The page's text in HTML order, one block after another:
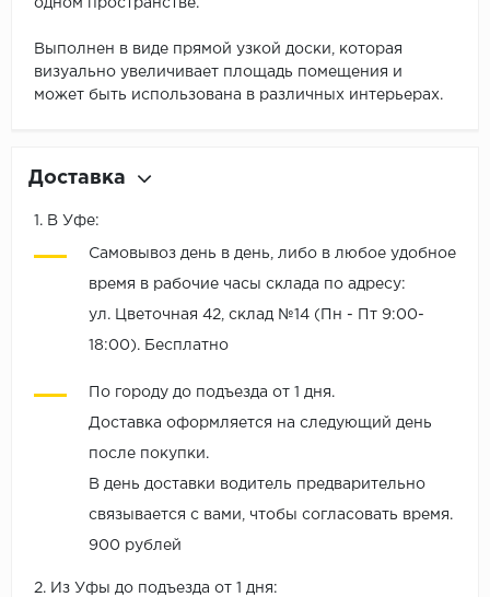
одном пространстве.
Выполнен в виде прямой узкой доски, которая
визуально увеличивает площадь помещения и
может быть использована в различных интерьерах.
Доставка
1. В Уфе:
Самовывоз день в день, либо в любое удобное
время в рабочие часы склада по адресу:
ул. Цветочная 42, склад №14 (Пн - Пт 9:00-
18:00). Бесплатно
По городу до подъезда от 1 дня.
Доставка оформляется на следующий день
после покупки.
В день доставки водитель предварительно
связывается с вами, чтобы согласовать время.
900 рублей
2. Из Уфы до подъезда от 1 дня: